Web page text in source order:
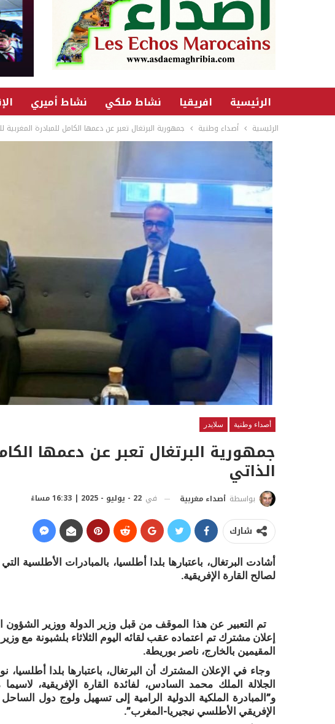
الرئيسية افريقيا نشاط ملكي نشاط أميري
الرئيسية أصداء وطنية جمهورية البرتغال تعبر عن دعمها الكامل للمبادرة المغربية
أصداء وطنية سلايدر
جمهورية البرتغال تعبر عن دعمها
الذاتي
بواسطة أصداء مغربية في 22 - يوليو - 2025 | 16:33 مساءً
شارك
أشادت البرتغال، باعتبارها بلدا أطلسيا، بالمبادرات
لصالح القارة الإفريقية.
تم التعبير عن هذا الموقف من قبل وزير الدولة ووزير الشؤون
إعلان مشترك تم اعتماده عقب لقائه اليوم الثلاثاء بلشبونة مع
المقيمين بالخارج، ناصر بوريطة.
وجاء في الإعلان المشترك أن البرتغال، باعتبارها بلدا
الجلالة الملك محمد السادس، لفائدة القارة الإفريقية،
و”المبادرة الملكية الدولية الرامية إلى تسهيل ولوج دول
الإفريقي الأطلسي نيجيريا-المغرب”.